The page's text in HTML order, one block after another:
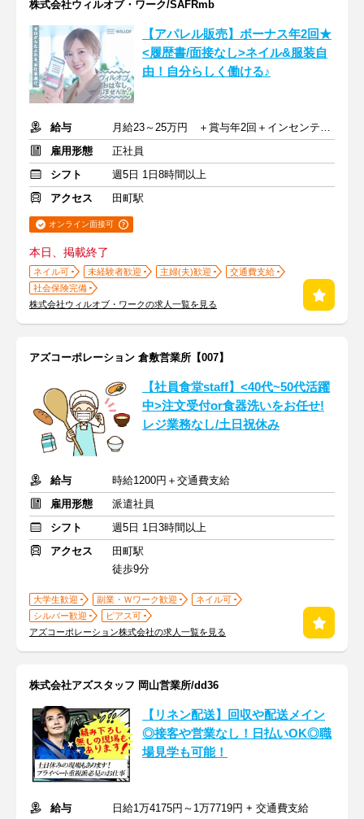
株式会社ウィルオブ・ワーク/SAFRmb
【アパレル販売】ボーナス年2回★
<履歴書/面接なし>ネイル&服装自
由！自分らしく働ける♪
給与
月給23～25万円 ＋賞与年2回＋インセンティブ＋交通費
雇用形態
正社員
シフト
週5日 1日8時間以上
アクセス
田町駅
オンライン面接可
本日、掲載終了
ネイル可 未経験者歓迎 主婦(夫)歓迎
交通費支給
社会保険完備
株式会社ウィルオブ・ワークの求人一覧を見る
アズコーポレーション 倉敷営業所【007】
【社員食堂staff】<40代~50代活躍
中>注文受付or食器洗いをお任せ!
レジ業務なし/土日祝休み
給与
時給1200円＋交通費支給
雇用形態
派遣社員
シフト
週5日 1日3時間以上
アクセス
田町駅
徒歩9分
大学生歓迎 副業・Ｗワーク歓迎
ネイル可
シルバー歓迎
ピアス可
アズコーポレーション株式会社の求人一覧を見る
株式会社アズスタッフ 岡山営業所/dd36
【リネン配送】回収や配送メイン
◎接客や営業なし！日払いOK◎職
場見学も可能！
給与 日給1万4175円～1万7719円 + 交通費支給